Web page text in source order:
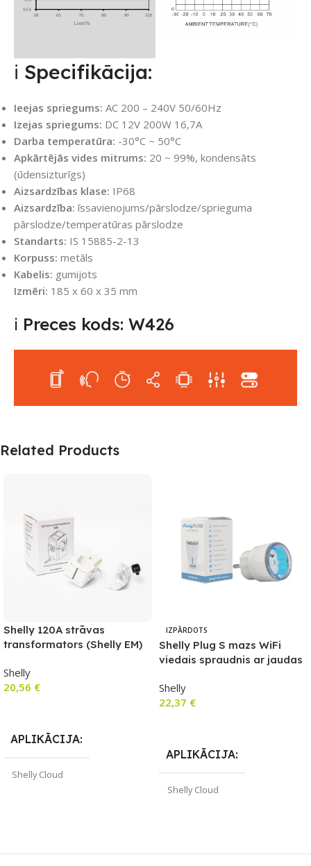
ℹ️ Specifikācija:
Ieejas spriegums: AC 200 – 240V 50/60Hz
Izejas spriegums: DC 12V 200W 16,7A
Darba temperatūra: -30°C ~ 50°C
Apkārtējās vides mitrums: 20 ~ 99%, kondensāts
(ūdensizturīgs)
Aizsardzības klase: IP68
Aizsardzība: īssavienojums/pārslodze/sprieguma
pārslodze/temperatūras pārslodze
Standarts: IS 15885-2-13
Korpuss: metāls
Kabelis: gumijots
Izmēri: 185 x 60 x 35 mm
ℹ️ Preces kods: W426
Related Products
Shelly 120A strāvas
transformators (Shelly EM)
Shelly
20,56 €
APLIKĀCIJA
Shelly Cloud
PIEEJAMS UZREIZ Jā
IZPĀRDOTS
Shelly Plug S mazs WiFi
viedais spraudnis ar jaudas
Shelly
22,37 €
APLIKĀCIJA
Shelly Cloud